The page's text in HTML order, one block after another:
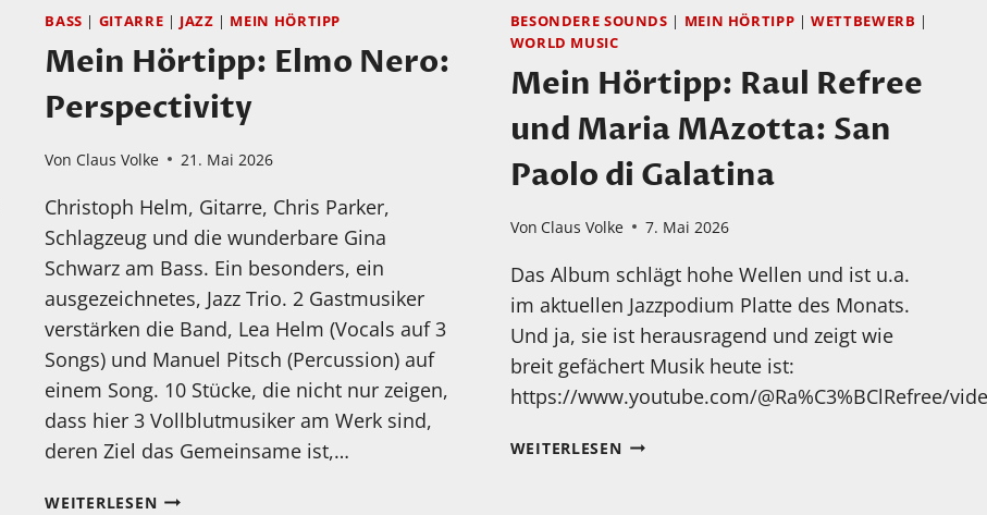
BASS | GITARRE | JAZZ | MEIN HÖRTIPP
Mein Hörtipp: Elmo Nero:
Perspectivity
Von Claus Volke 21. Mai 2026
Christoph Helm, Gitarre, Chris Parker,
Schlagzeug und die wunderbare Gina
Schwarz am Bass. Ein besonders, ein
ausgezeichnetes, Jazz Trio. 2 Gastmusiker
verstärken die Band, Lea Helm (Vocals auf 3
Songs) und Manuel Pitsch (Percussion) auf
einem Song. 10 Stücke, die nicht nur zeigen,
dass hier 3 Vollblutmusiker am Werk sind,
deren Ziel das Gemeinsame ist,…
WEITERLESENMEIN
BESONDERE SOUNDS | MEIN HÖRTIPP |WETTBEWERB |
WORLD MUSIC
Mein Hörtipp: Raul Refree
und Maria MAzotta: San
Paolo di Galatina
Von Claus Volke 7. Mai 2026
Das Album schlägt hohe Wellen und ist u.a.
im aktuellen Jazzpodium Platte des Monats.
Und ja, sie ist herausragend und zeigt wie
breit gefächert Musik heute ist:
https://www.youtube.com/@Ra%C3%BClRefree/
WEITERLESENMEIN